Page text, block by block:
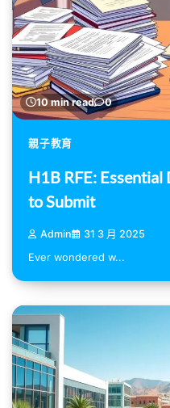
10 min read 0
親子教育
H1B RFE: Essential
to Submit
Admin 31 3 月 2025
Ever wondered w...